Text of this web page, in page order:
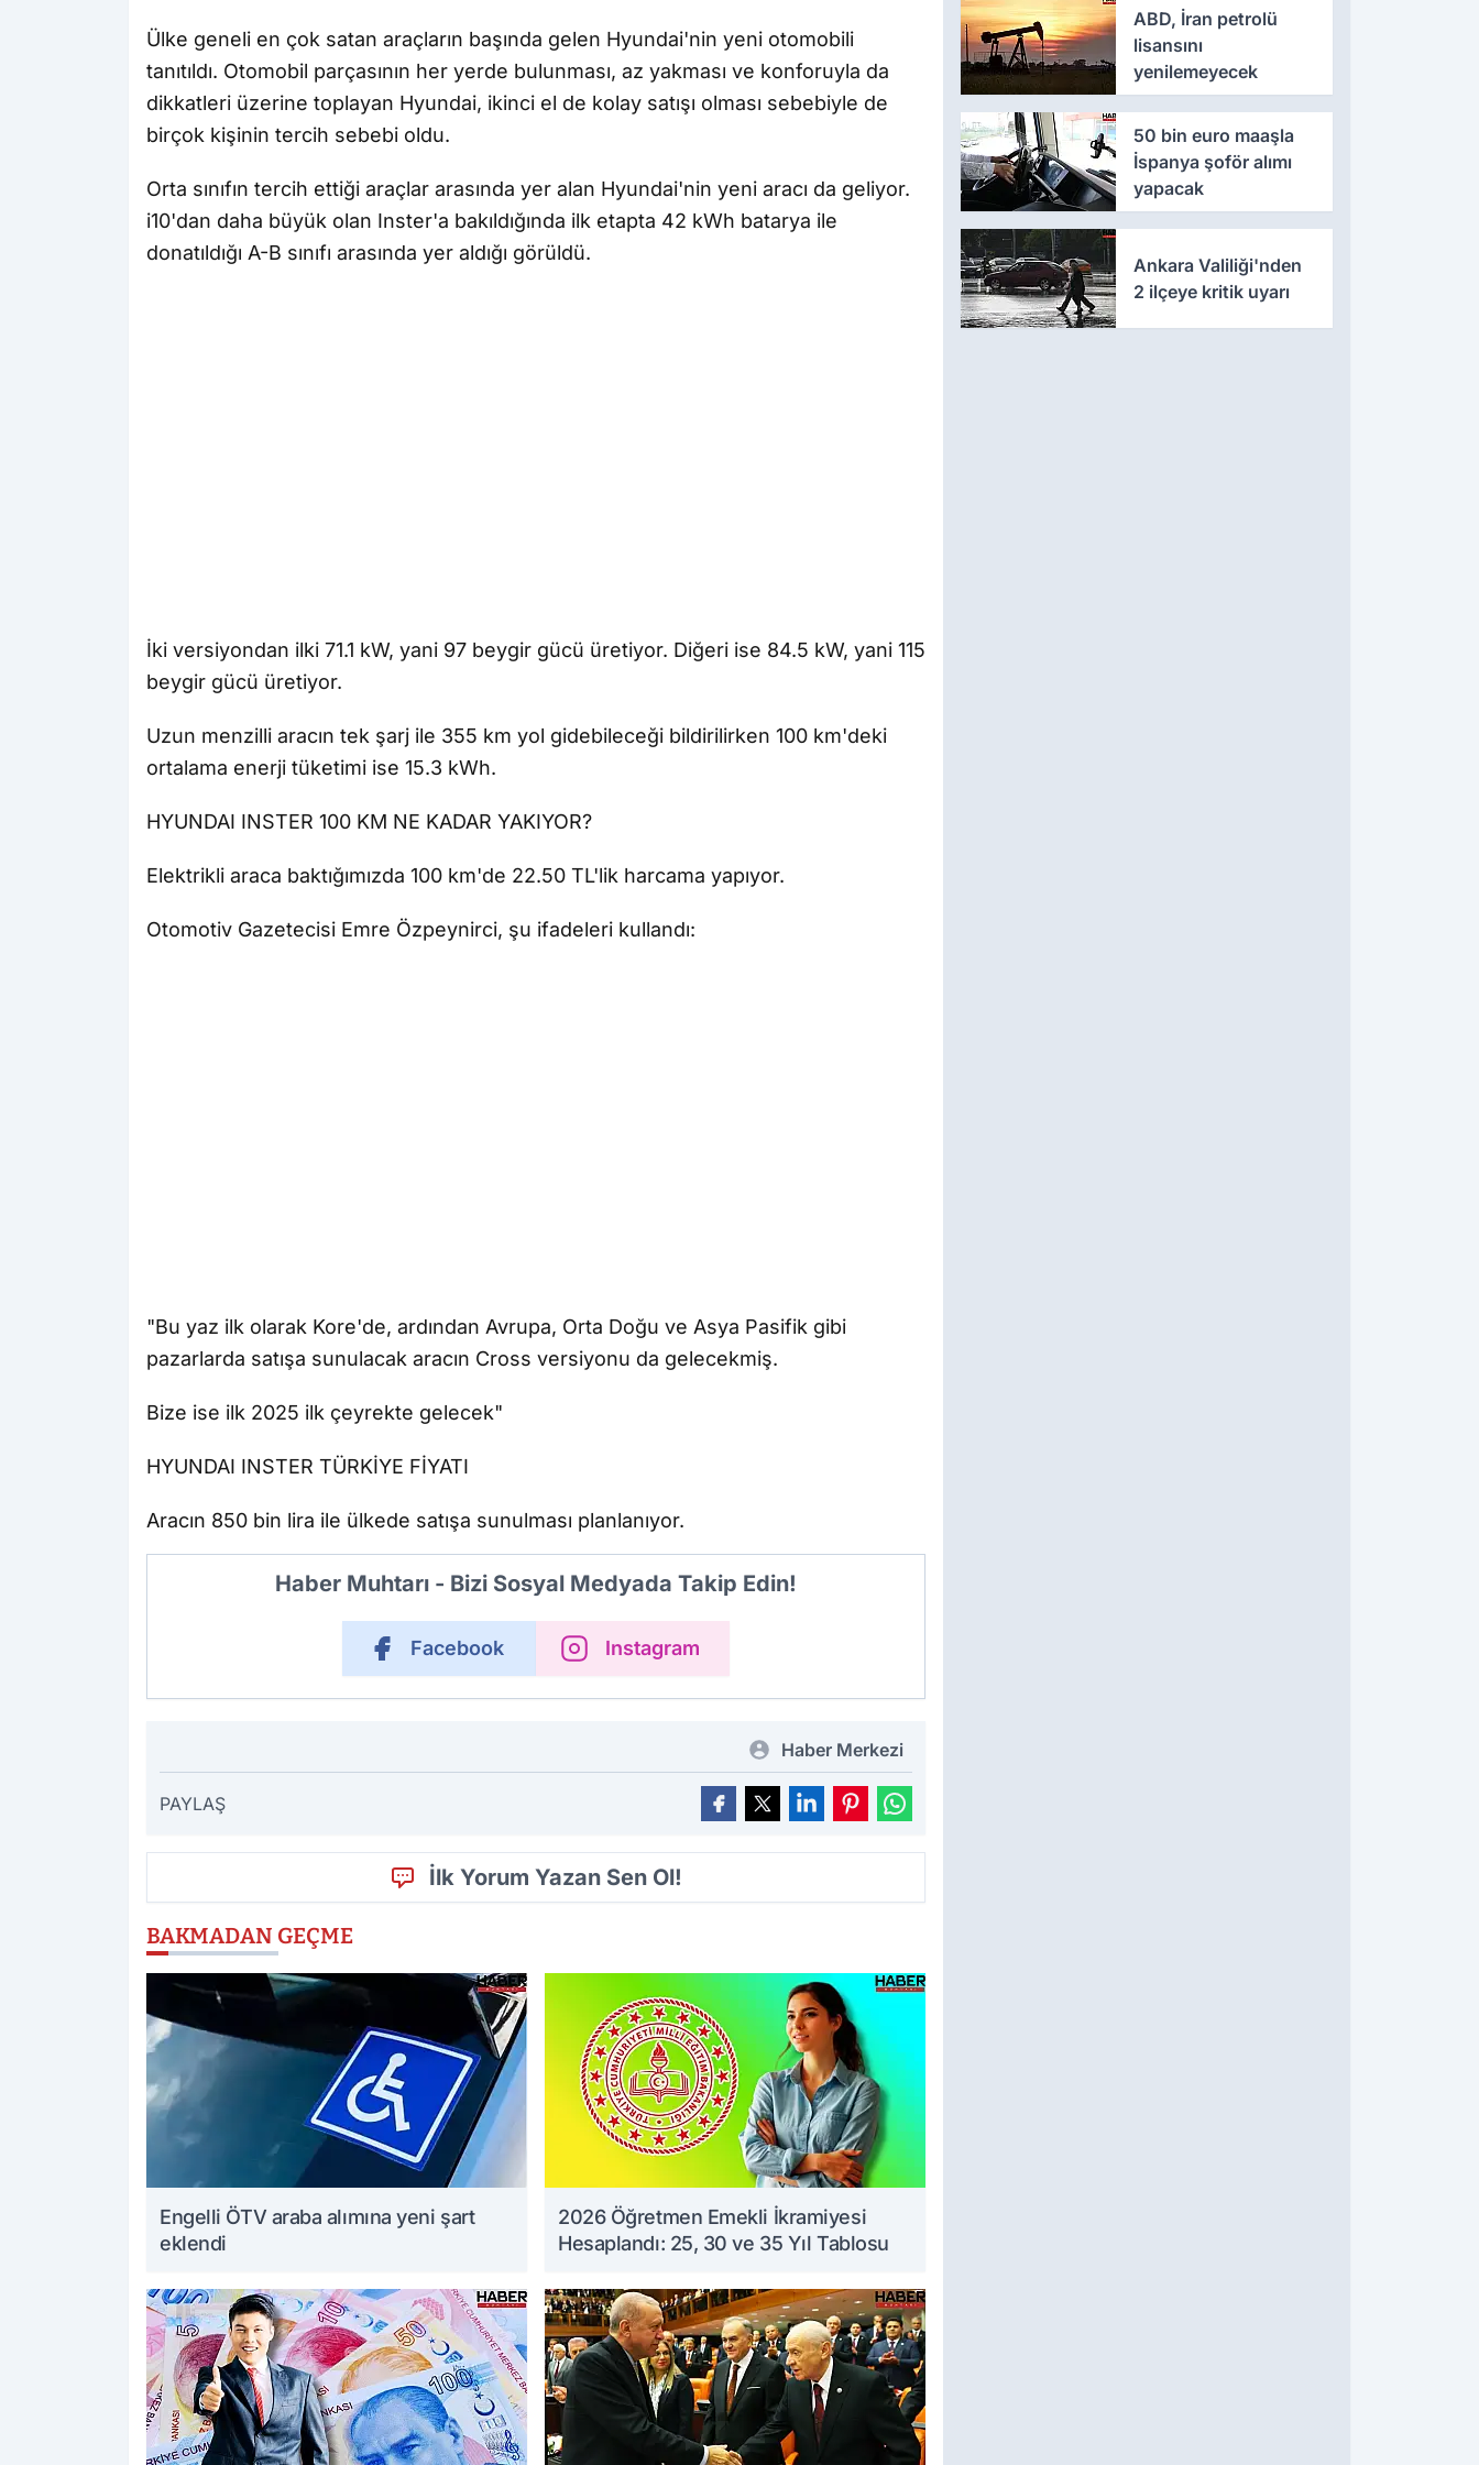
Ülke geneli en çok satan araçların başında gelen Hyundai'nin yeni otomobili
tanıtıldı. Otomobil parçasının her yerde bulunması, az yakması ve konforuyla da
dikkatleri üzerine toplayan Hyundai, ikinci el de kolay satışı olması sebebiyle de
birçok kişinin tercih sebebi oldu.
Orta sınıfın tercih ettiği araçlar arasında yer alan Hyundai'nin yeni aracı da geliyor.
i10'dan daha büyük olan Inster'a bakıldığında ilk etapta 42 kWh batarya ile
donatıldığı A-B sınıfı arasında yer aldığı görüldü.
İki versiyondan ilki 71.1 kW, yani 97 beygir gücü üretiyor. Diğeri ise 84.5 kW, yani 115
beygir gücü üretiyor.
Uzun menzilli aracın tek şarj ile 355 km yol gidebileceği bildirilirken 100 km'deki
ortalama enerji tüketimi ise 15.3 kWh.
HYUNDAI INSTER 100 KM NE KADAR YAKIYOR?
Elektrikli araca baktığımızda 100 km'de 22.50 TL'lik harcama yapıyor.
Otomotiv Gazetecisi Emre Özpeynirci, şu ifadeleri kullandı:
"Bu yaz ilk olarak Kore'de, ardından Avrupa, Orta Doğu ve Asya Pasifik gibi
pazarlarda satışa sunulacak aracın Cross versiyonu da gelecekmiş.
Bize ise ilk 2025 ilk çeyrekte gelecek"
HYUNDAI INSTER TÜRKİYE FİYATI
Aracın 850 bin lira ile ülkede satışa sunulması planlanıyor.
Haber Muhtarı - Bizi Sosyal Medyada Takip Edin!
Facebook Instagram
Haber Merkezi
PAYLAŞ
İlk Yorum Yazan Sen Ol!
BAKMADAN GEÇME
Engelli ÖTV araba alımına yeni şart
eklendi
2026 Öğretmen Emekli İkramiyesi
Hesaplandı: 25, 30 ve 35 Yıl Tablosu
ABD, İran petrolü
lisansını
yenilemeyecek
50 bin euro maaşla
İspanya şoför alımı
yapacak
Ankara Valiliği'nden
2 ilçeye kritik uyarı